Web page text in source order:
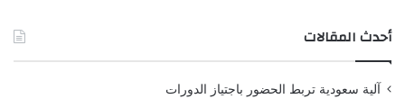
أحدث المقالات
آلية سعودية تربط الحضور باجتياز الدورات